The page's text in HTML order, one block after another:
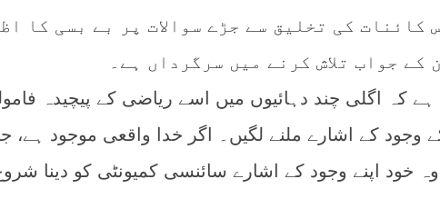
کائنات کی تخلیق سے جڑے سوالات پر بے بسی کا
کے جواب تلاش کرنے میں سرگرداں ہے۔
کہ اگلی چند دہائیوں میں اسے ریاضی کے پیچیدہ
وجود کے اشارے ملنے لگیں۔ اگر خدا واقعی موجود ہے،
خود اپنے وجود کے اشارے سائنسی کمیونٹی کو دینا